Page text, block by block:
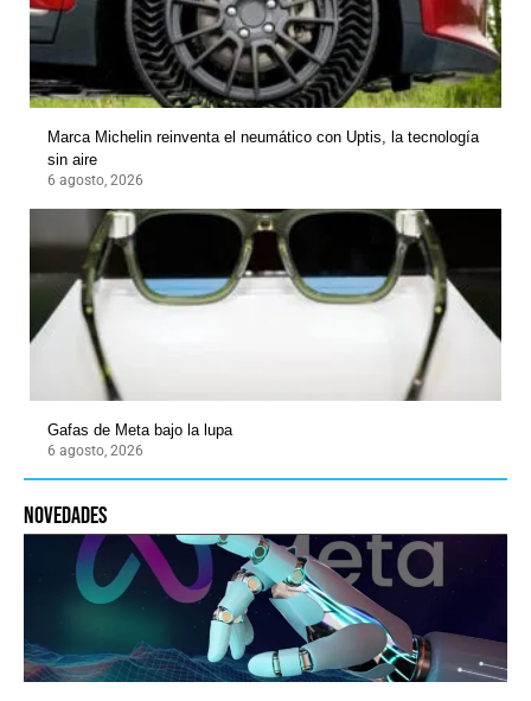
Marca Michelin reinventa el neumático con Uptis, la tecnología
sin aire
6 agosto, 2026
Gafas de Meta bajo la lupa
6 agosto, 2026
novedades